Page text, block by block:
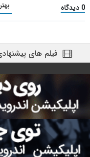
0 دیدگاه
فیلم های